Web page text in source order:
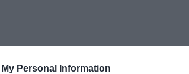
Personal Information